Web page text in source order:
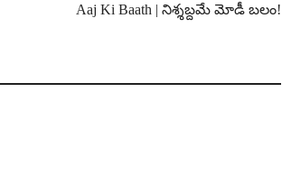
Aaj Ki Baath | నిశ్శబ్దమే మోడీ బలం!